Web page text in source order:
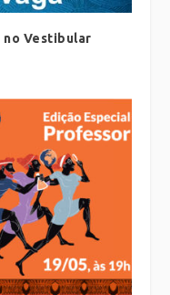
no Vestibular